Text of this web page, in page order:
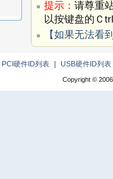
提示： 请尊重
以按键盘的Ｃ
【如果无法看
PCI硬件ID列表 USB硬件ID列表
Copyright ©